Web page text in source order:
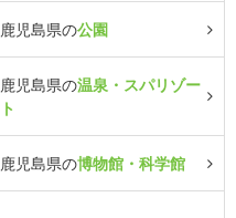
鹿児島県の公園
鹿児島県の温泉・スパリゾー
ト
鹿児島県の博物館・科学館